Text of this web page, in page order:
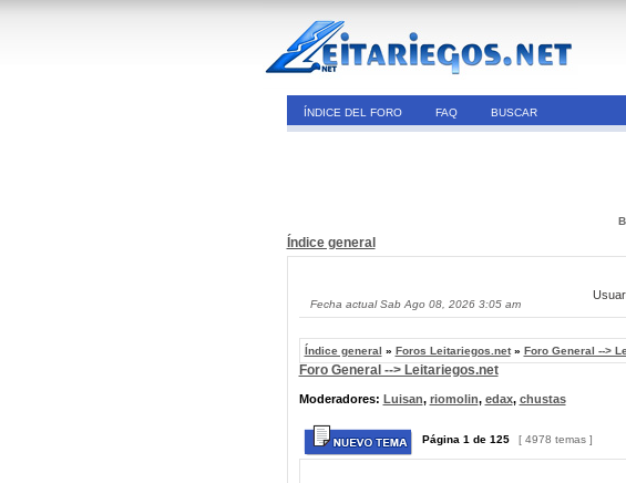
ÍNDICE DEL FORO FAQ BUSCAR
Índice general
Fecha actual Sab Ago 08, 2026 3:05 am
Índice general » Foros Leitariegos.net» Foro General -->
Foro General --> Leitariegos.net
Moderadores: Luisan, riomolin, edax, chustas
Página 1 de 125 [ 4978 temas ]